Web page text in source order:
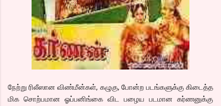
நேற்று ரிலீஸான விண்மீன்கள், கழுகு, போன்ற படங்களுக்கு கிடைத்த
மிக சொற்பமான ஓப்பனிங்கை விட பழைய படமான கர்ணனுக்கு